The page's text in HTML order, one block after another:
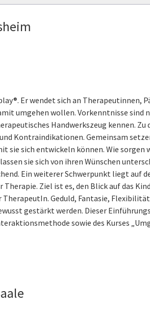
Er wendet sich an Therapeutinnen,
umgehen wollen. Vorkenntnisse sind
Handwerkszeug kennen. Zu
Kontraindikationen. Gemeinsam
sich entwickeln können. Wie sorgen
sie sich von ihren Wünschen
Ein weiterer Schwerpunkt liegt auf
Ziel ist es, den Blick auf das
Geduld, Fantasie,
gestärkt werden. Dieser
sowie des Kurses